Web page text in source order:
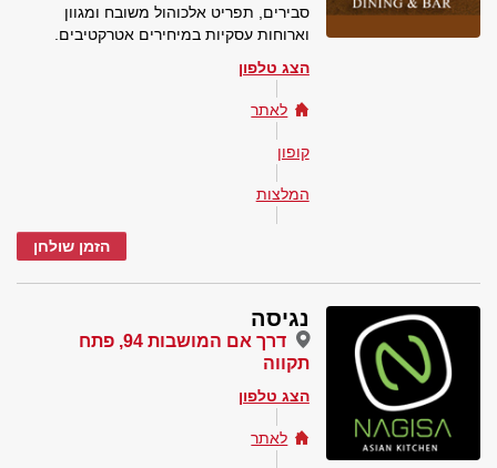
סבירים, תפריט אלכוהול משובח ומגוון
וארוחות עסקיות במיחירים אטרקטיבים.
הצג טלפון
לאתר
קופון
המלצות
הזמן שולחן
נגיסה
דרך אם המושבות 94, פתח
תקווה
הצג טלפון
לאתר